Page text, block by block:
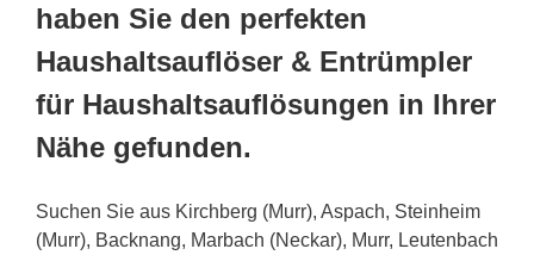
haben Sie den perfekten
Haushaltsauflöser & Entrümpler
für Haushaltsauflösungen in Ihrer
Nähe gefunden.
Suchen Sie aus Kirchberg (Murr), Aspach, Steinheim
(Murr), Backnang, Marbach (Neckar), Murr, Leutenbach